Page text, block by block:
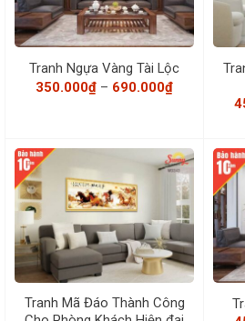
Tranh Ngựa Vàng Tài Lộc
350.000₫ – 690.000₫Khoảng
690.000₫
Tranh Mã Đáo Thành Công